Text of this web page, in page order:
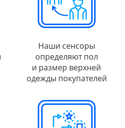
Наши сенсоры
определяют пол
и размер верхней
одежды покупателей